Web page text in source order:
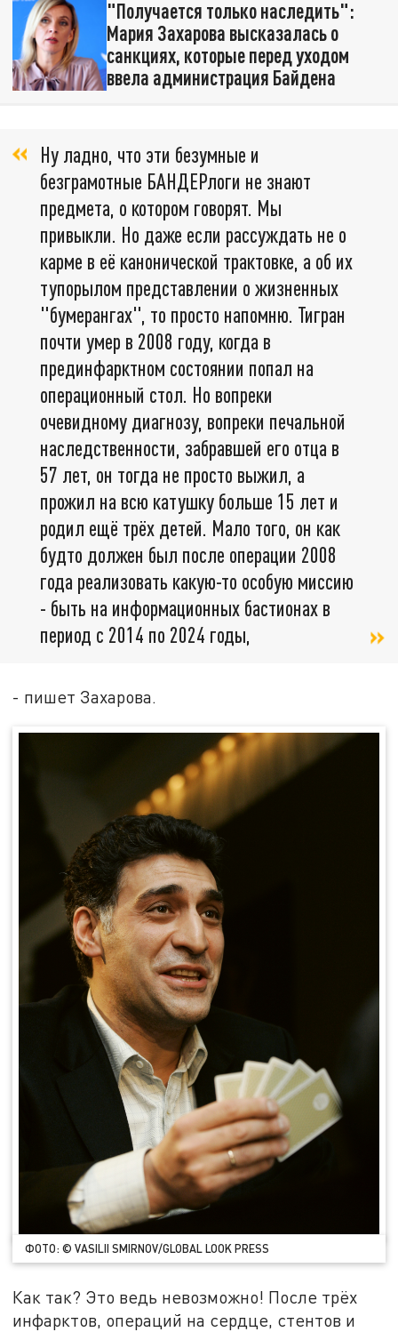
"Получается только наследить":
Мария Захарова высказалась о
санкциях, которые перед уходом
ввела администрация Байдена
Ну ладно, что эти безумные и
безграмотные БАНДЕРлоги не знают
предмета, о котором говорят. Мы
привыкли. Но даже если рассуждать не о
карме в её канонической трактовке, а об их
тупорылом представлении о жизненных
"бумерангах", то просто напомню. Тигран
почти умер в 2008 году, когда в
прединфарктном состоянии попал на
операционный стол. Но вопреки
очевидному диагнозу, вопреки печальной
наследственности, забравшей его отца в
57 лет, он тогда не просто выжил, а
прожил на всю катушку больше 15 лет и
родил ещё трёх детей. Мало того, он как
будто должен был после операции 2008
года реализовать какую-то особую миссию
- быть на информационных бастионах в
период с 2014 по 2024 годы,
- пишет Захарова.
ФОТО: © VASILII SMIRNOV/GLOBAL LOOK PRESS
Как так? Это ведь невозможно! После трёх
инфарктов, операций на сердце, стентов и